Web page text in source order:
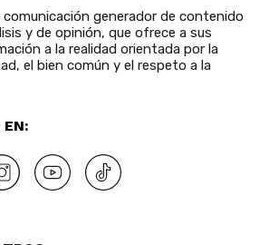
comunicación generador de contenido
y de opinión, que ofrece a sus
a la realidad orientada por la
el bien común y el respeto a la
EN: